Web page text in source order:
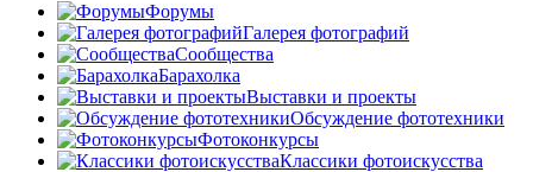
Форумы
Галерея фотографий
Сообщества
Барахолка
Выставки и проекты
Обсуждение фототехники
Фотоконкурсы
Классики фотоискусства